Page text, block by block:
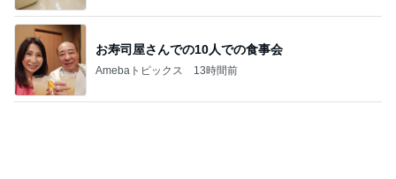
急遽買った靴下が自分と同じサイズ
Amebaトピックス 1日前